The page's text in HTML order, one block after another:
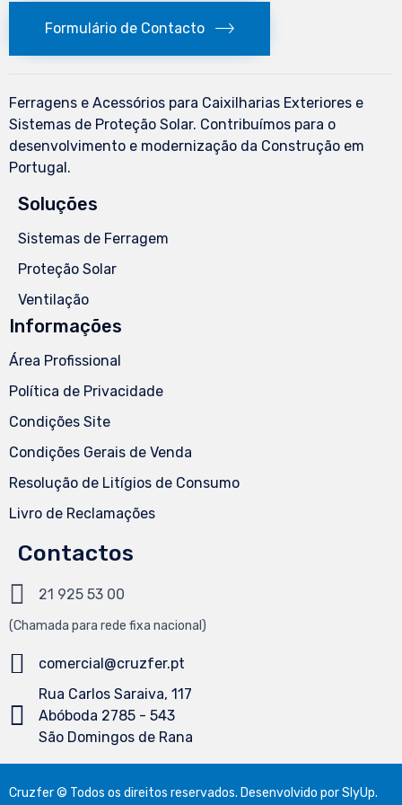
Formulário de Contacto
Ferragens e Acessórios para Caixilharias Exteriores e
Sistemas de Proteção Solar. Contribuímos para o
desenvolvimento e modernização da Construção em
Portugal.
Soluções
Sistemas de Ferragem
Proteção Solar
Ventilação
Informações
Área Profissional
Política de Privacidade
Condições Site
Condições Gerais de Venda
Resolução de Litígios de Consumo
Livro de Reclamações
Contactos
21 925 53 00
(Chamada para rede fixa nacional)
comercial@cruzfer.pt
Rua Carlos Saraiva, 117
Abóboda 2785 - 543
São Domingos de Rana
Cruzfer © Todos os direitos reservados. Desenvolvido porSlyUp.